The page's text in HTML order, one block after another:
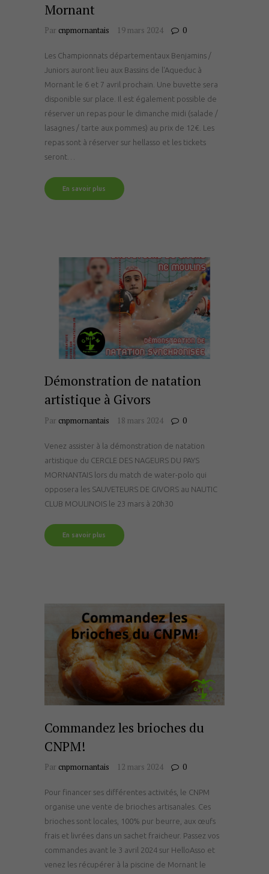
Mornant
Par cnpmornantais 19 mars 2024 0
Les Championnats départementaux Benjamins /
Juniors auront lieu aux Bassins de l'Aqueduc à
Mornant le 6 et 7 avril prochain. Une buvette sera
disponible sur place. Il est également possible de
réserver un repas pour le dimanche midi (salade /
lasagnes / tarte aux pommes) au prix de 12€. Les
repas sont à réserver sur hellasso et les tickets
seront…
En savoir plus
Démonstration de natation
artistique à Givors
Par cnpmornantais 18 mars 2024 0
Venez assister à la démonstration de natation
artistique du CERCLE DES NAGEURS DU PAYS
MORNANTAIS lors du match de water-polo qui
opposera les SAUVETEURS DE GIVORS au NAUTIC
CLUB MOULINOIS le 23 mars à 20h30
En savoir plus
Commandez les brioches du
CNPM!
Par cnpmornantais 12 mars 2024 0
Pour financer ses différentes activités, le CNPM
organise une vente de brioches artisanales. Ces
brioches sont locales, 100% pur beurre, aux œufs
frais et livrées dans un sachet fraicheur. Passez vos
commandes avant le 3 avril 2024 sur HelloAsso et
venez les récupérer à la piscine de Mornant le